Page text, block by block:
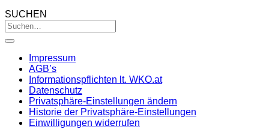
SUCHEN
Impressum
AGB’s
Informationspflichten lt. WKO.at
Datenschutz
Privatsphäre-Einstellungen ändern
Historie der Privatsphäre-Einstellungen
Einwilligungen widerrufen